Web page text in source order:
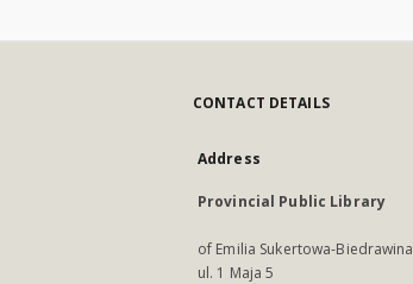
CONTACT DETAILS
Address
Provincial Public Library
of Emilia Sukertowa-Biedrawina
ul. 1 Maja 5